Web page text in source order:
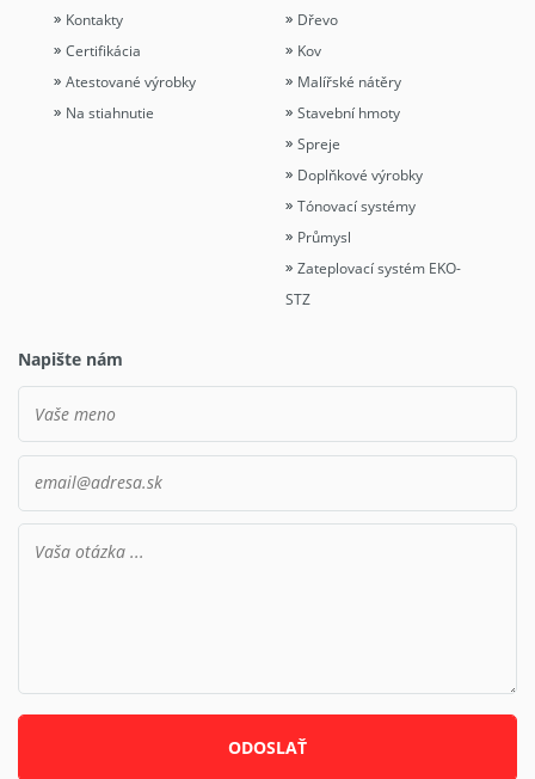
Kontakty
Certifikácia
Atestované výrobky
Na stiahnutie
Dřevo
Kov
Malířské nátěry
Stavební hmoty
Spreje
Doplňkové výrobky
Tónovací systémy
Průmysl
Zateplovací systém EKO-
STZ
Napište nám